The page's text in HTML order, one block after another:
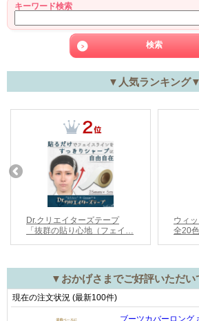
キーワード検索
▼人気ランキング▼
▼おかげさまでご好評いただ